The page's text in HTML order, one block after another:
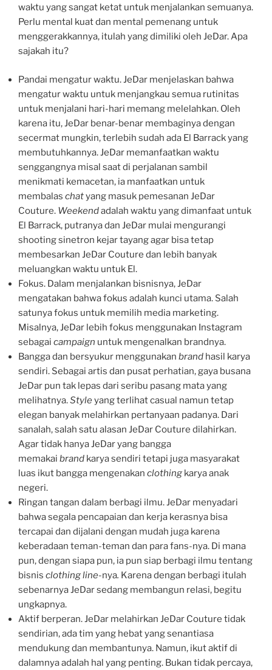
waktu yang sangat ketat untuk menjalankan semuanya.
Perlu mental kuat dan mental pemenang untuk
menggerakkannya, itulah yang dimiliki oleh JeDar. Apa
sajakah itu?
Pandai mengatur waktu. JeDar menjelaskan bahwa
mengatur waktu untuk menjangkau semua rutinitas
untuk menjalani hari-hari memang melelahkan. Oleh
karena itu, JeDar benar-benar membaginya dengan
secermat mungkin, terlebih sudah ada El Barrack yang
membutuhkannya. JeDar memanfaatkan waktu
senggangnya misal saat di perjalanan sambil
menikmati kemacetan, ia manfaatkan untuk
membalas chatyang masuk pemesanan JeDar
Couture. Weekendadalah waktu yang dimanfaat untuk
El Barrack, putranya dan JeDar mulai mengurangi
shooting sinetron kejar tayang agar bisa tetap
membesarkan JeDar Couture dan lebih banyak
meluangkan waktu untuk El.
Fokus. Dalam menjalankan bisnisnya, JeDar
mengatakan bahwa fokus adalah kunci utama. Salah
satunya fokus untuk memilih media marketing.
Misalnya, JeDar lebih fokus menggunakan Instagram
sebagai campaign untuk mengenalkan brandnya.
Bangga dan bersyukur menggunakan brand hasil karya
sendiri. Sebagai artis dan pusat perhatian, gaya busana
JeDar pun tak lepas dari seribu pasang mata yang
melihatnya.Styleyang terlihat casual namun tetap
elegan banyak melahirkan pertanyaan padanya. Dari
sanalah, salah satu alasan JeDar Couture dilahirkan.
Agar tidak hanya JeDar yang bangga
memakai brand karya sendiri tetapi juga masyarakat
luas ikut bangga mengenakan clothing karya anak
negeri.
Ringan tangan dalam berbagi ilmu. JeDar menyadari
bahwa segala pencapaian dan kerja kerasnya bisa
tercapai dan dijalani dengan mudah juga karena
keberadaan teman-teman dan para fans-nya. Di mana
pun, dengan siapa pun, ia pun siap berbagi ilmu tentang
bisnis clothing line-nya. Karena dengan berbagi itulah
sebenarnya JeDar sedang membangun relasi, begitu
ungkapnya.
Aktif berperan. JeDar melahirkan JeDar Couture tidak
sendirian, ada tim yang hebat yang senantiasa
mendukung dan membantunya. Namun, ikut aktif di
dalamnya adalah hal yang penting. Bukan tidak percaya,